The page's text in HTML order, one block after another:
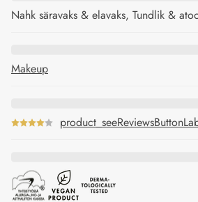
Nahk säravaks & elavaks, Tundlik &
Makeup